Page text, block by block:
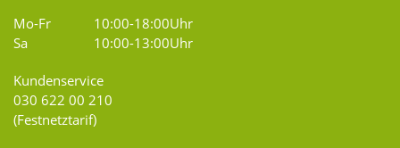
Mo-Fr
10:00-18:00Uhr
Sa
10:00-13:00Uhr
Kundenservice
030 622 00 210
(Festnetztarif)